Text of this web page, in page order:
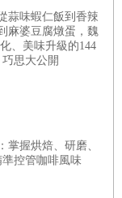
蒜味蝦仁飯到香辣
麻婆豆腐燉蛋，魏
、美味升級的144
思大公開
掌握烘焙、研磨、
控管咖啡風味